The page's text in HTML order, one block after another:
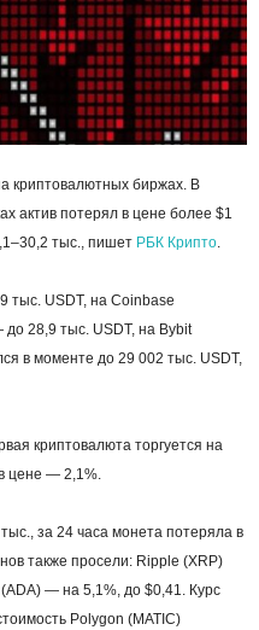
криптовалютных биржах. В
актив потерял в цене более $1
тыс., пишет РБК Крипто.
тыс. USDT, на Coinbase
28,9 тыс. USDT, на Bybit
в моменте до 29 002 тыс. USDT,
криптовалюта торгуется на
цене — 2,1%.
за 24 часа монета потеряла в
также просели: Ripple (XRP)
— на 5,1%, до $0,41. Курс
Polygon (MATIC)